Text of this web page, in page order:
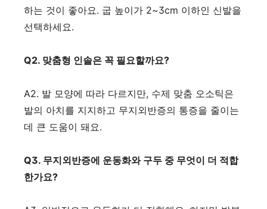
하는 것이 좋아요. 굽 높이가 2~3cm 이하인 신발을
선택하세요.
Q2. 맞춤형 인솔은 꼭 필요할까요?
A2. 발 모양에 따라 다르지만, 수제 맞춤 오소틱은
발의 아치를 지지하고 무지외반증의 통증을 줄이는
데 큰 도움이 돼요.
Q3. 무지외반증에 운동화와 구두 중 무엇이 더 적합
한가요?